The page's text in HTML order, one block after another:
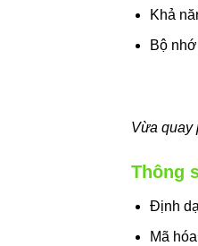
Khả
Bộ
Vừa quay
Thông
Định
Mã